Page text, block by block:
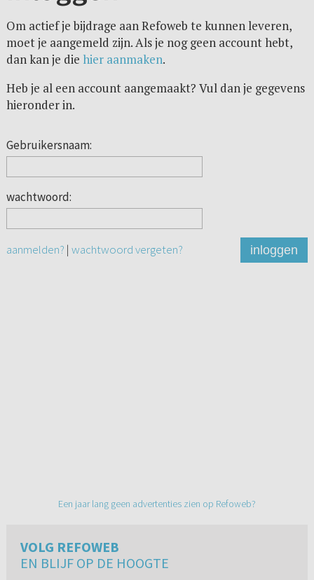
Om actief je bijdrage aan Refoweb te kunnen leveren,
moet je aangemeld zijn. Als je nog geen account hebt,
dan kan je die hier aanmaken.
Heb je al een account aangemaakt? Vul dan je gegevens
hieronder in.
Gebruikersnaam:
wachtwoord:
aanmelden? | wachtwoord vergeten? inloggen
Een jaar lang geen advertenties zien op Refoweb?
VOLG REFOWEB
EN BLIJF OP DE HOOGTE